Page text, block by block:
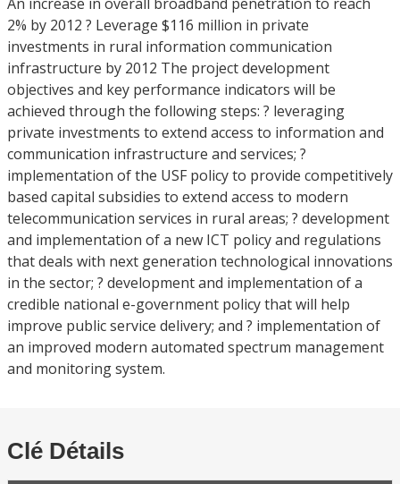
2% by 2012 ? Leverage $116 million in private
investments in rural information communication
infrastructure by 2012 The project development
objectives and key performance indicators will be
achieved through the following steps: ? leveraging
private investments to extend access to information and
communication infrastructure and services; ?
implementation of the USF policy to provide competitively
based capital subsidies to extend access to modern
telecommunication services in rural areas; ? development
and implementation of a new ICT policy and regulations
that deals with next generation technological innovations
in the sector; ? development and implementation of a
credible national e-government policy that will help
improve public service delivery; and ? implementation of
an improved modern automated spectrum management
and monitoring system.
Clé Détails